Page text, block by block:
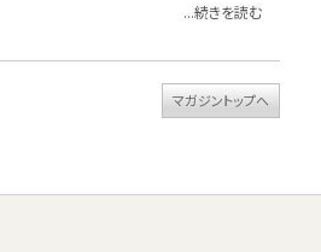
...続きを読む
マガジントップへ